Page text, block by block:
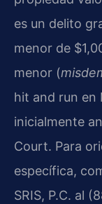
es un delito
menor de
menor (
hit and run en
inicialmente
Court. Para
específica,
SRIS, P.C. al